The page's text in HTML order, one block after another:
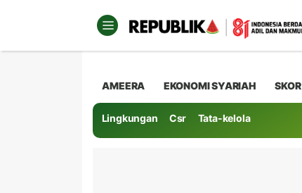
AMEERA EKONOMI SYARIAH SKOR
Lingkungan Csr Tata-kelola